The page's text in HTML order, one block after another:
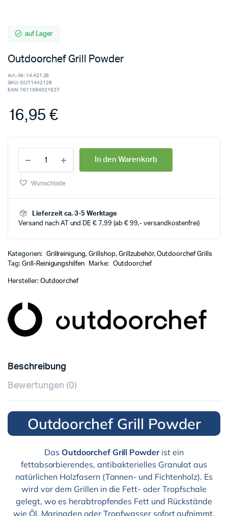
auf Lager
Outdoorchef Grill Powder
Art.-Nr:14.421.28
SKU: OUT1442128
EAN:7611984021627
16,95€
In den Warenkorb
Wunschliste
Lieferzeit ca. 3-5 Werktage
Versand nach AT und DE € 7,99 (ab € 99,- versandkostenfrei)
Kategorien: Grillreinigung,Grillshop, Grillzubehör,Outdoorchef Grills
Tag: Grill-Reinigungshilfen Marke: Outdoorchef
Hersteller: Outdoorchef
Beschreibung
Bewertungen (0)
Outdoorchef Grill Powder
Das Outdoorchef Grill Powderist ein
fettabsorbierendes, antibakterielles Granulat aus
natürlichen Holzfasern (Tannen- und Fichtenholz). Es
wird vor dem Grillen in die Fett- oder Tropfschale
gelegt, wo es herabtropfendes Fett und Rückstände
wie Öl, Marinaden oder Tropfwasser sofort aufnimmt.